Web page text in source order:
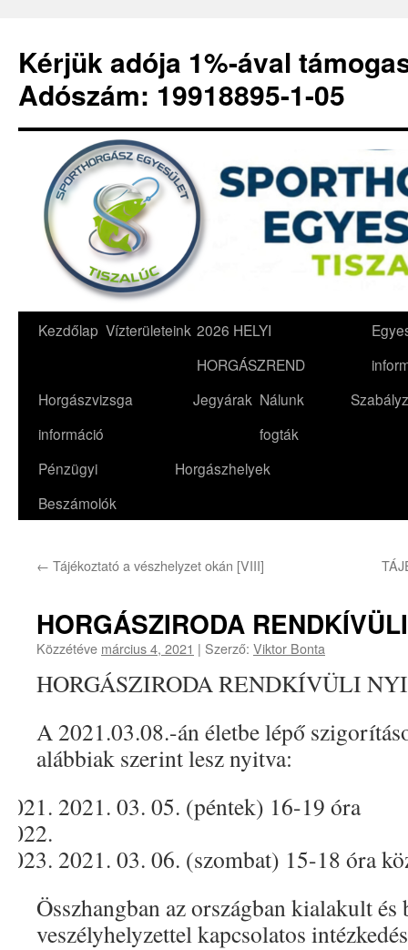
Kérjük adója 1%-ával
Adószám: 19918895-1-05
Kilépés
tartalomba
Kezdőlap Vízterületeink 2026 HELYI
HORGÁSZREND
Horgászvizsga
információ
Jegyárak Nálunk
fogták
Pénzügyi
Beszámolók
Horgászhelyek
← Tájékoztató a vészhelyzet okán [VIII]
HORGÁSZIRODA
Közzétéve március 4, 2021 | Szerző: Viktor Bonta
HORGÁSZIRODA RENDKÍVÜLI
A 2021.03.08.-án életbe lépő
alábbiak szerint lesz nyitva:
2021. 03. 05. (péntek) 16-19 óra
2021. 03. 06. (szombat) 15-18 óra
Összhangban az országban kialakult és
veszélyhelyzettel kapcsolatos